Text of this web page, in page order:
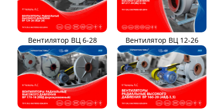
Вентилятор ВЦ 6-28 Вентилятор ВЦ 12-26